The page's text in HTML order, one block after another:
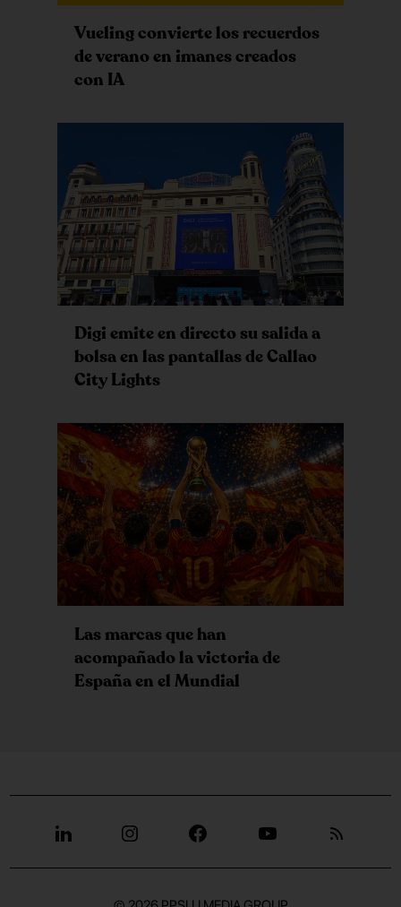
Vueling convierte los recuerdos
de verano en imanes creados
con IA
Digi emite en directo su salida a
bolsa en las pantallas de Callao
City Lights
Las marcas que han
acompañado la victoria de
España en el Mundial